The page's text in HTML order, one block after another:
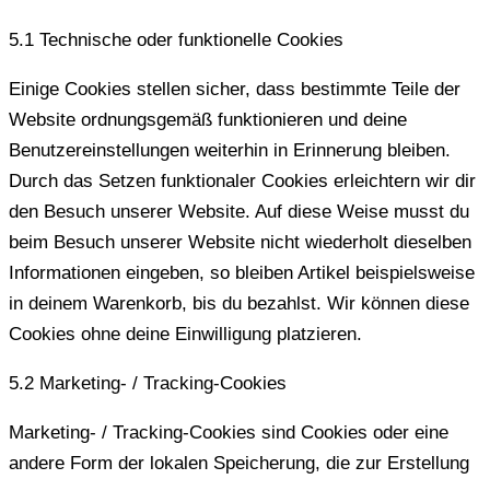
5.1 Technische oder funktionelle Cookies
Einige Cookies stellen sicher, dass bestimmte Teile der
Website ordnungsgemäß funktionieren und deine
Benutzereinstellungen weiterhin in Erinnerung bleiben.
Durch das Setzen funktionaler Cookies erleichtern wir dir
den Besuch unserer Website. Auf diese Weise musst du
beim Besuch unserer Website nicht wiederholt dieselben
Informationen eingeben, so bleiben Artikel beispielsweise
in deinem Warenkorb, bis du bezahlst. Wir können diese
Cookies ohne deine Einwilligung platzieren.
5.2 Marketing- / Tracking-Cookies
Marketing- / Tracking-Cookies sind Cookies oder eine
andere Form der lokalen Speicherung, die zur Erstellung